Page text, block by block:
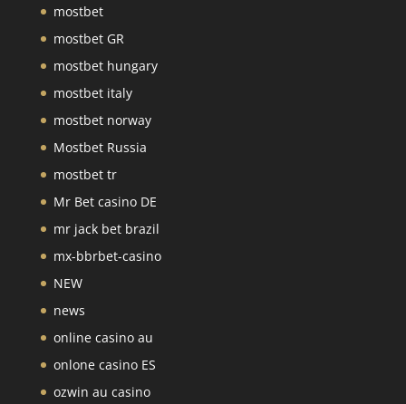
mostbet
mostbet GR
mostbet hungary
mostbet italy
mostbet norway
Mostbet Russia
mostbet tr
Mr Bet casino DE
mr jack bet brazil
mx-bbrbet-casino
NEW
news
online casino au
onlone casino ES
ozwin au casino